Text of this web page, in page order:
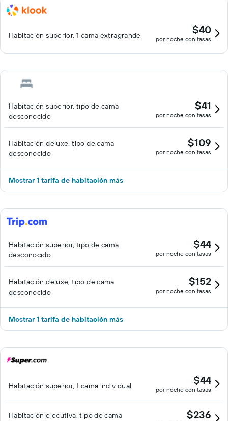
Habitación superior, 1 cama extragrande $40
por noche con tasas
Habitación superior, tipo de cama
desconocido
$41
por noche con tasas
Habitación deluxe, tipo de cama
desconocido
$109
por noche con tasas
Mostrar 1 tarifa de habitación más
Habitación superior, tipo de cama
desconocido
$44
por noche con tasas
Habitación deluxe, tipo de cama
desconocido
$152
por noche con tasas
Mostrar 1 tarifa de habitación más
Habitación superior, 1 cama individual $44
por noche con tasas
Habitación ejecutiva, tipo de cama
$236